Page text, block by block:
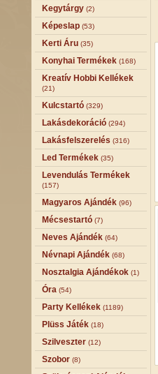
Kegytárgy (2)
Képeslap (53)
Kerti Áru (35)
Konyhai Termékek (168)
Kreatív Hobbi Kellékek
(21)
Kulcstartó (329)
Lakásdekoráció (294)
Lakásfelszerelés (316)
Led Termékek (35)
Levendulás Termékek
(157)
Magyaros Ajándék (96)
Mécsestartó (7)
Neves Ajándék (64)
Névnapi Ajándék (68)
Nosztalgia Ajándékok (1)
Óra (54)
Party Kellékek (1189)
Plüss Játék (18)
Szilveszter (12)
Szobor (8)